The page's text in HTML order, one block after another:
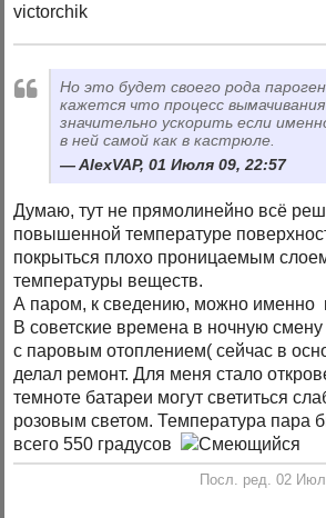
victorchik
Но это будет своего рода
кажется что процесс
значительно ускорить если
в ней самой как в кастрюле.
AlexVAP, 01 Июля 09, 22:57
Думаю, тут не прямолинейно всё
повышенной температуре
покрыться плохо проницаемым
температуры веществ.
А паром, к сведению, можно именно
В советские времена в ночную
с паровым отоплением( сейчас в
делал ремонт. Для меня стало
темноте батареи могут светиться
розовым светом. Температура пара
всего 550 градусов
Посл. ред. 02